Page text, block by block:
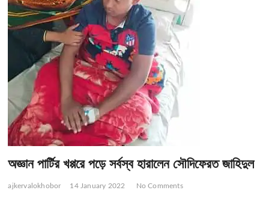
অজ্ঞান পার্টির খপ্পরে পড়ে সর্বস্ব হারালেন সৌদিফেরত জাহিদুল
ajkervalokhobor 14 January 2022 No Comments